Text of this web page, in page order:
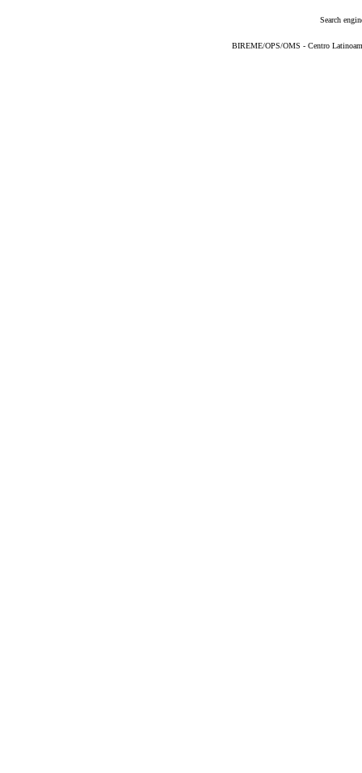
Search
BIREME/OPS/OMS - Centro